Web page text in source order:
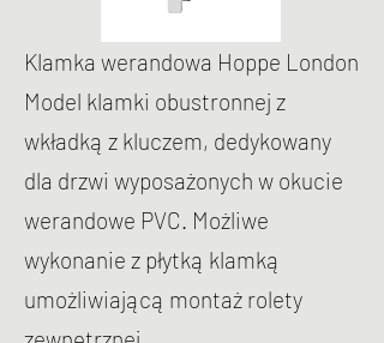
Klamka werandowa Hoppe London
Model klamki obustronnej z
wkładką z kluczem, dedykowany
dla drzwi wyposażonych w okucie
werandowe PVC. Możliwe
wykonanie z płytką klamką
umożliwiającą montaż rolety